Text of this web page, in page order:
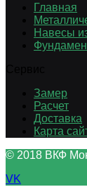
Главная
Навесы
Замер
Расчет
Доставка
Карта
© 2018 ВКФ
VK